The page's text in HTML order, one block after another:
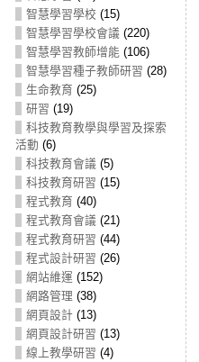
智慧學習學校 (15)
智慧學習學校會議 (220)
智慧學習教師增能(106)
智慧學習種子教師研習 (28)
生命教育 (25)
研習 (19)
科技教育教學與學習及探索
活動 (6)
科技教育會議 (5)
科技教育研習 (15)
程式教育 (40)
程式教育會議 (21)
程式教育研習 (44)
程式設計研習 (26)
網站維運 (152)
網路管理 (38)
網頁設計(13)
網頁設計研習 (13)
線上教學研習 (4)